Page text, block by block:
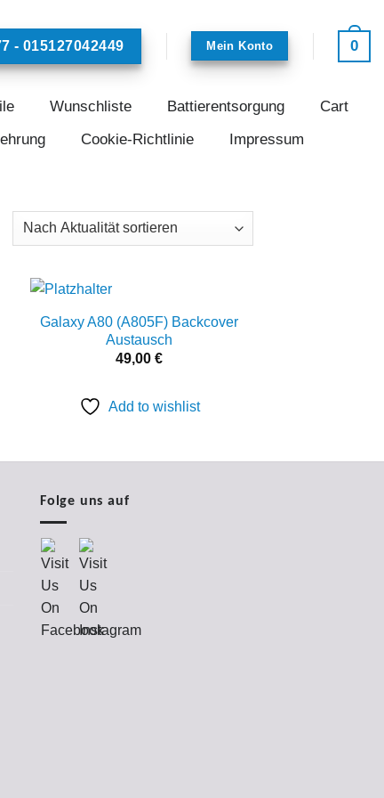
- 015127042449 Mein Konto 0
Wunschliste Battierentsorgung
Cart
Cookie-Richtlinie
Impressum
Add to
Galaxy A80 (A805F) Backcover
Austausch
49,00€
Add to wishlist
Folge uns auf